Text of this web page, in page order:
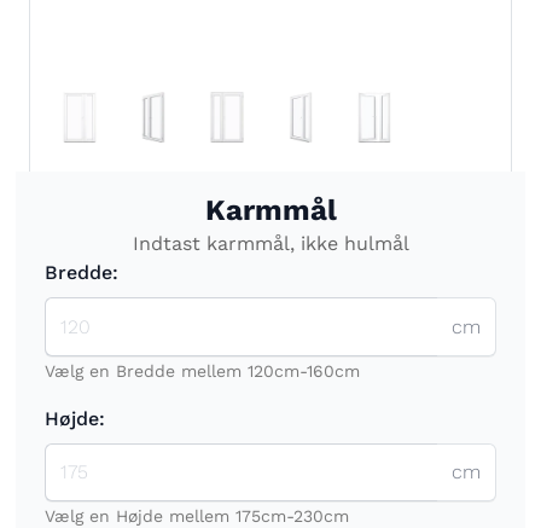
Karmmål
Indtast karmmål, ikke hulmål
Bredde:
cm
Vælg en Bredde mellem 120cm-160cm
Højde:
cm
Vælg en Højde mellem 175cm-230cm